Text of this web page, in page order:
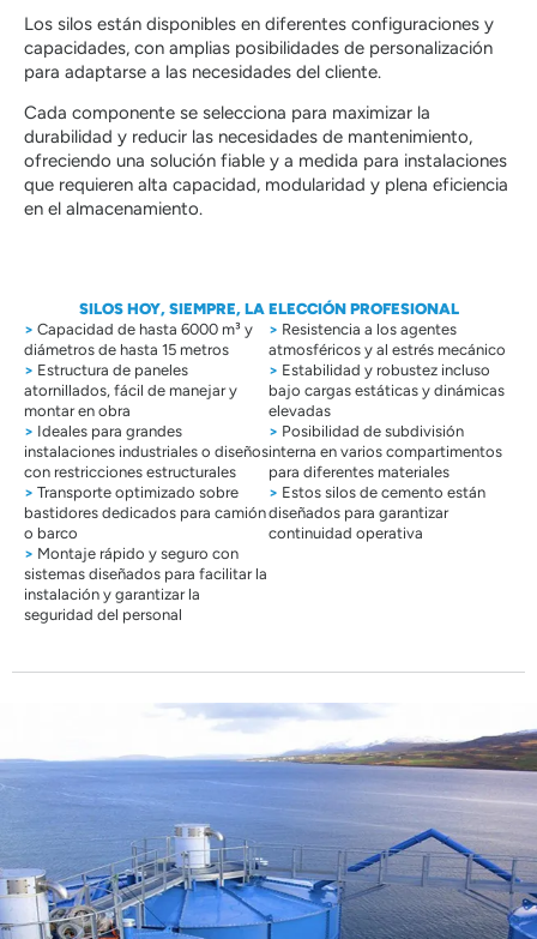
Los silos están disponibles en diferentes configuraciones y
capacidades, con amplias posibilidades de personalización
para adaptarse a las necesidades del cliente.
Cada componente se selecciona para maximizar la
durabilidad y reducir las necesidades de mantenimiento,
ofreciendo una solución fiable y a medida para instalaciones
que requieren alta capacidad, modularidad y plena eficiencia
en el almacenamiento.
SILOS HOY, SIEMPRE, LA ELECCIÓN PROFESIONAL
> Capacidad de hasta 6000 m³ y
diámetros de hasta 15 metros
> Estructura de paneles
atornillados, fácil de manejar y
montar en obra
> Ideales para grandes
instalaciones industriales o diseños
con restricciones estructurales
> Transporte optimizado sobre
bastidores dedicados para camión
o barco
> Montaje rápido y seguro con
sistemas diseñados para facilitar la
instalación y garantizar la
seguridad del personal
> Resistencia a los agentes
atmosféricos y al estrés mecánico
> Estabilidad y robustez incluso
bajo cargas estáticas y dinámicas
elevadas
> Posibilidad de subdivisión
interna en varios compartimentos
para diferentes materiales
> Estos silos de cemento están
diseñados para garantizar
continuidad operativa